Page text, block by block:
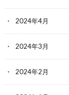
2024年4月
2024年3月
2024年2月